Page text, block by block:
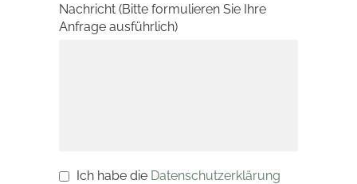
Nachricht (Bitte formulieren Sie Ihre
Anfrage ausführlich)
Ich habe die Datenschutzerklärung